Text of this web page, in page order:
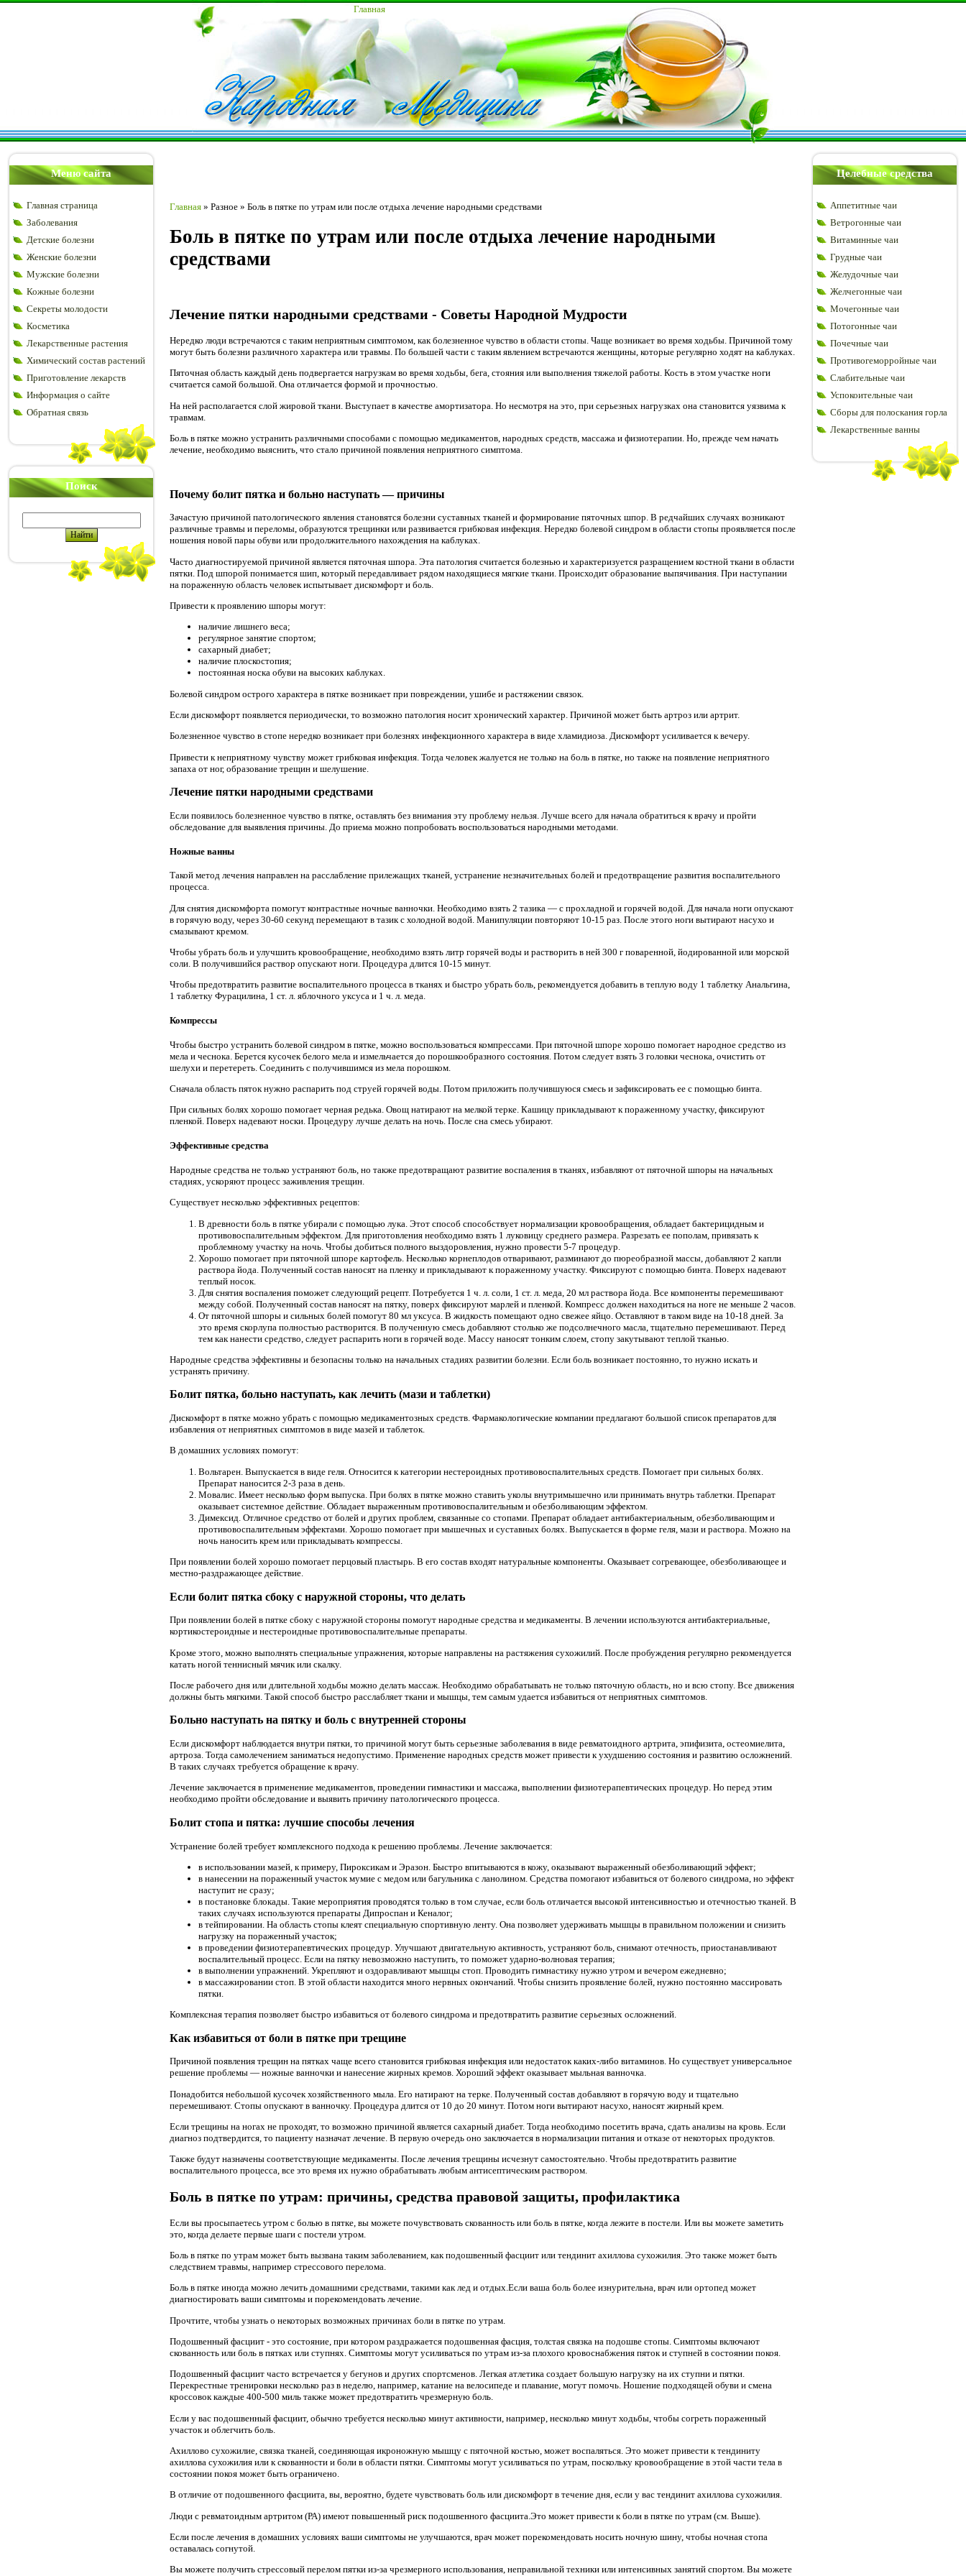
Главная
Меню сайта
Главная страница
Заболевания
Детские болезни
Женские болезни
Мужские болезни
Кожные болезни
Секреты молодости
Косметика
Лекарственные растения
Химический состав растений
Приготовление лекарств
Информация о сайте
Обратная связь
Поиск
Главная » Разное » Боль в пятке по утрам или после отдыха лечение народными средствами
Боль в пятке по утрам или после отдыха лечение народными
средствами
Лечение пятки народными средствами - Советы Народной Мудрости
Нередко люди встречаются с таким неприятным симптомом, как болезненное чувство в области стопы. Чаще возникает во время ходьбы. Причиной тому
могут быть болезни различного характера или травмы. По большей части с таким явлением встречаются женщины, которые регулярно ходят на каблуках.
Пяточная область каждый день подвергается нагрузкам во время ходьбы, бега, стояния или выполнения тяжелой работы. Кость в этом участке ноги
считается самой большой. Она отличается формой и прочностью.
На ней располагается слой жировой ткани. Выступает в качестве амортизатора. Но несмотря на это, при серьезных нагрузках она становится уязвима к
травмам.
Боль в пятке можно устранить различными способами с помощью медикаментов, народных средств, массажа и физиотерапии. Но, прежде чем начать
лечение, необходимо выяснить, что стало причиной появления неприятного симптома.
Почему болит пятка и больно наступать — причины
Зачастую причиной патологического явления становятся болезни суставных тканей и формирование пяточных шпор. В редчайших случаях возникают
различные травмы и переломы, образуются трещинки или развивается грибковая инфекция. Нередко болевой синдром в области стопы проявляется после
ношения новой пары обуви или продолжительного нахождения на каблуках.
Часто диагностируемой причиной является пяточная шпора. Эта патология считается болезнью и характеризуется разращением костной ткани в области
пятки. Под шпорой понимается шип, который передавливает рядом находящиеся мягкие ткани. Происходит образование выпячивания. При наступании
на пораженную область человек испытывает дискомфорт и боль.
Привести к проявлению шпоры могут:
наличие лишнего веса;
регулярное занятие спортом;
сахарный диабет;
наличие плоскостопия;
постоянная носка обуви на высоких каблуках.
Болевой синдром острого характера в пятке возникает при повреждении, ушибе и растяжении связок.
Если дискомфорт появляется периодически, то возможно патология носит хронический характер. Причиной может быть артроз или артрит.
Болезненное чувство в стопе нередко возникает при болезнях инфекционного характера в виде хламидиоза. Дискомфорт усиливается к вечеру.
Привести к неприятному чувству может грибковая инфекция. Тогда человек жалуется не только на боль в пятке, но также на появление неприятного
запаха от ног, образование трещин и шелушение.
Лечение пятки народными средствами
Если появилось болезненное чувство в пятке, оставлять без внимания эту проблему нельзя. Лучше всего для начала обратиться к врачу и пройти
обследование для выявления причины. До приема можно попробовать воспользоваться народными методами.
Ножные ванны
Такой метод лечения направлен на расслабление прилежащих тканей, устранение незначительных болей и предотвращение развития воспалительного
процесса.
Для снятия дискомфорта помогут контрастные ночные ванночки. Необходимо взять 2 тазика — с прохладной и горячей водой. Для начала ноги опускают
в горячую воду, через 30-60 секунд перемещают в тазик с холодной водой. Манипуляции повторяют 10-15 раз. После этого ноги вытирают насухо и
смазывают кремом.
Чтобы убрать боль и улучшить кровообращение, необходимо взять литр горячей воды и растворить в ней 300 г поваренной, йодированной или морской
соли. В получившийся раствор опускают ноги. Процедура длится 10-15 минут.
Чтобы предотвратить развитие воспалительного процесса в тканях и быстро убрать боль, рекомендуется добавить в теплую воду 1 таблетку Анальгина,
1 таблетку Фурацилина, 1 ст. л. яблочного уксуса и 1 ч. л. меда.
Компрессы
Чтобы быстро устранить болевой синдром в пятке, можно воспользоваться компрессами. При пяточной шпоре хорошо помогает народное средство из
мела и чеснока. Берется кусочек белого мела и измельчается до порошкообразного состояния. Потом следует взять 3 головки чеснока, очистить от
шелухи и перетереть. Соединить с получившимся из мела порошком.
Сначала область пяток нужно распарить под струей горячей воды. Потом приложить получившуюся смесь и зафиксировать ее с помощью бинта.
При сильных болях хорошо помогает черная редька. Овощ натирают на мелкой терке. Кашицу прикладывают к пораженному участку, фиксируют
пленкой. Поверх надевают носки. Процедуру лучше делать на ночь. После сна смесь убирают.
Эффективные средства
Народные средства не только устраняют боль, но также предотвращают развитие воспаления в тканях, избавляют от пяточной шпоры на начальных
стадиях, ускоряют процесс заживления трещин.
Существует несколько эффективных рецептов:
В древности боль в пятке убирали с помощью лука. Этот способ способствует нормализации кровообращения, обладает бактерицидным и
противовоспалительным эффектом. Для приготовления необходимо взять 1 луковицу среднего размера. Разрезать ее пополам, привязать к
проблемному участку на ночь. Чтобы добиться полного выздоровления, нужно провести 5-7 процедур.
Хорошо помогает при пяточной шпоре картофель. Несколько корнеплодов отваривают, разминают до пюреобразной массы, добавляют 2 капли
раствора йода. Полученный состав наносят на пленку и прикладывают к пораженному участку. Фиксируют с помощью бинта. Поверх надевают
теплый носок.
Для снятия воспаления поможет следующий рецепт. Потребуется 1 ч. л. соли, 1 ст. л. меда, 20 мл раствора йода. Все компоненты перемешивают
между собой. Полученный состав наносят на пятку, поверх фиксируют марлей и пленкой. Компресс должен находиться на ноге не меньше 2 часов.
От пяточной шпоры и сильных болей помогут 80 мл уксуса. В жидкость помещают одно свежее яйцо. Оставляют в таком виде на 10-18 дней. За
это время скорлупа полностью растворится. В полученную смесь добавляют столько же подсолнечного масла, тщательно перемешивают. Перед
тем как нанести средство, следует распарить ноги в горячей воде. Массу наносят тонким слоем, стопу закутывают теплой тканью.
Народные средства эффективны и безопасны только на начальных стадиях развитии болезни. Если боль возникает постоянно, то нужно искать и
устранять причину.
Болит пятка, больно наступать, как лечить (мази и таблетки)
Дискомфорт в пятке можно убрать с помощью медикаментозных средств. Фармакологические компании предлагают большой список препаратов для
избавления от неприятных симптомов в виде мазей и таблеток.
В домашних условиях помогут:
Вольтарен. Выпускается в виде геля. Относится к категории нестероидных противовоспалительных средств. Помогает при сильных болях.
Препарат наносится 2-3 раза в день.
Мовалис. Имеет несколько форм выпуска. При болях в пятке можно ставить уколы внутримышечно или принимать внутрь таблетки. Препарат
оказывает системное действие. Обладает выраженным противовоспалительным и обезболивающим эффектом.
Димексид. Отличное средство от болей и других проблем, связанные со стопами. Препарат обладает антибактериальным, обезболивающим и
противовоспалительным эффектами. Хорошо помогает при мышечных и суставных болях. Выпускается в форме геля, мази и раствора. Можно на
ночь наносить крем или прикладывать компрессы.
При появлении болей хорошо помогает перцовый пластырь. В его состав входят натуральные компоненты. Оказывает согревающее, обезболивающее и
местно-раздражающее действие.
Если болит пятка сбоку с наружной стороны, что делать
При появлении болей в пятке сбоку с наружной стороны помогут народные средства и медикаменты. В лечении используются антибактериальные,
кортикостероидные и нестероидные противовоспалительные препараты.
Кроме этого, можно выполнять специальные упражнения, которые направлены на растяжения сухожилий. После пробуждения регулярно рекомендуется
катать ногой теннисный мячик или скалку.
После рабочего дня или длительной ходьбы можно делать массаж. Необходимо обрабатывать не только пяточную область, но и всю стопу. Все движения
должны быть мягкими. Такой способ быстро расслабляет ткани и мышцы, тем самым удается избавиться от неприятных симптомов.
Больно наступать на пятку и боль с внутренней стороны
Если дискомфорт наблюдается внутри пятки, то причиной могут быть серьезные заболевания в виде ревматоидного артрита, эпифизита, остеомиелита,
артроза. Тогда самолечением заниматься недопустимо. Применение народных средств может привести к ухудшению состояния и развитию осложнений.
В таких случаях требуется обращение к врачу.
Лечение заключается в применение медикаментов, проведении гимнастики и массажа, выполнении физиотерапевтических процедур. Но перед этим
необходимо пройти обследование и выявить причину патологического процесса.
Болит стопа и пятка: лучшие способы лечения
Устранение болей требует комплексного подхода к решению проблемы. Лечение заключается:
в использовании мазей, к примеру, Пироксикам и Эразон. Быстро впитываются в кожу, оказывают выраженный обезболивающий эффект;
в нанесении на пораженный участок мумие с медом или багульника с ланолином. Средства помогают избавиться от болевого синдрома, но эффект
наступит не сразу;
в постановке блокады. Такие мероприятия проводятся только в том случае, если боль отличается высокой интенсивностью и отечностью тканей. В
таких случаях используются препараты Дипроспан и Кеналог;
в тейпировании. На область стопы клеят специальную спортивную ленту. Она позволяет удерживать мышцы в правильном положении и снизить
нагрузку на пораженный участок;
в проведении физиотерапевтических процедур. Улучшают двигательную активность, устраняют боль, снимают отечность, приостанавливают
воспалительный процесс. Если на пятку невозможно наступить, то поможет ударно-волновая терапия;
в выполнении упражнений. Укрепляют и оздоравливают мышцы стоп. Проводить гимнастику нужно утром и вечером ежедневно;
в массажировании стоп. В этой области находится много нервных окончаний. Чтобы снизить проявление болей, нужно постоянно массировать
пятки.
Комплексная терапия позволяет быстро избавиться от болевого синдрома и предотвратить развитие серьезных осложнений.
Как избавиться от боли в пятке при трещине
Причиной появления трещин на пятках чаще всего становится грибковая инфекция или недостаток каких-либо витаминов. Но существует универсальное
решение проблемы — ножные ванночки и нанесение жирных кремов. Хороший эффект оказывает мыльная ванночка.
Понадобится небольшой кусочек хозяйственного мыла. Его натирают на терке. Полученный состав добавляют в горячую воду и тщательно
перемешивают. Стопы опускают в ванночку. Процедура длится от 10 до 20 минут. Потом ноги вытирают насухо, наносят жирный крем.
Если трещины на ногах не проходят, то возможно причиной является сахарный диабет. Тогда необходимо посетить врача, сдать анализы на кровь. Если
диагноз подтвердится, то пациенту назначат лечение. В первую очередь оно заключается в нормализации питания и отказе от некоторых продуктов.
Также будут назначены соответствующие медикаменты. После лечения трещины исчезнут самостоятельно. Чтобы предотвратить развитие
воспалительного процесса, все это время их нужно обрабатывать любым антисептическим раствором.
Боль в пятке по утрам: причины, средства правовой защиты, профилактика
Если вы просыпаетесь утром с болью в пятке, вы можете почувствовать скованность или боль в пятке, когда лежите в постели. Или вы можете заметить
это, когда делаете первые шаги с постели утром.
Боль в пятке по утрам может быть вызвана таким заболеванием, как подошвенный фасциит или тендинит ахиллова сухожилия. Это также может быть
следствием травмы, например стрессового перелома.
Боль в пятке иногда можно лечить домашними средствами, такими как лед и отдых.Если ваша боль более изнурительна, врач или ортопед может
диагностировать ваши симптомы и порекомендовать лечение.
Прочтите, чтобы узнать о некоторых возможных причинах боли в пятке по утрам.
Подошвенный фасциит - это состояние, при котором раздражается подошвенная фасция, толстая связка на подошве стопы. Симптомы включают
скованность или боль в пятках или ступнях. Симптомы могут усиливаться по утрам из-за плохого кровоснабжения пяток и ступней в состоянии покоя.
Подошвенный фасциит часто встречается у бегунов и других спортсменов. Легкая атлетика создает большую нагрузку на их ступни и пятки.
Перекрестные тренировки несколько раз в неделю, например, катание на велосипеде и плавание, могут помочь. Ношение подходящей обуви и смена
кроссовок каждые 400-500 миль также может предотвратить чрезмерную боль.
Если у вас подошвенный фасциит, обычно требуется несколько минут активности, например, несколько минут ходьбы, чтобы согреть пораженный
участок и облегчить боль.
Ахиллово сухожилие, связка тканей, соединяющая икроножную мышцу с пяточной костью, может воспаляться. Это может привести к тендиниту
ахиллова сухожилия или к скованности и боли в области пятки. Симптомы могут усиливаться по утрам, поскольку кровообращение в этой части тела в
состоянии покоя может быть ограничено.
В отличие от подошвенного фасциита, вы, вероятно, будете чувствовать боль или дискомфорт в течение дня, если у вас тендинит ахиллова сухожилия.
Люди с ревматоидным артритом (РА) имеют повышенный риск подошвенного фасциита.Это может привести к боли в пятке по утрам (см. Выше).
Если после лечения в домашних условиях ваши симптомы не улучшаются, врач может порекомендовать носить ночную шину, чтобы ночная стопа
оставалась согнутой.
Вы можете получить стрессовый перелом пятки из-за чрезмерного использования, неправильной техники или интенсивных занятий спортом. Вы можете
Целебные средства
Аппетитные чаи
Ветрогонные чаи
Витаминные чаи
Грудные чаи
Желудочные чаи
Желчегонные чаи
Мочегонные чаи
Потогонные чаи
Почечные чаи
Противогеморройные чаи
Слабительные чаи
Успокоительные чаи
Сборы для полоскания горла
Лекарственные ванны